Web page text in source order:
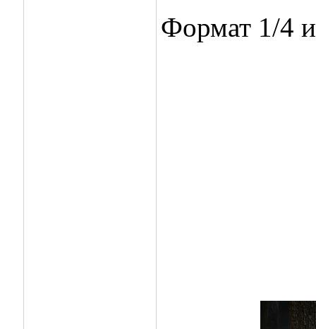
Формат 1/4